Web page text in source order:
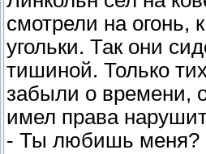
смотрели на огонь,
угольки. Так они
тишиной. Только
забыли о времени,
имел права
- Ты любишь меня? -